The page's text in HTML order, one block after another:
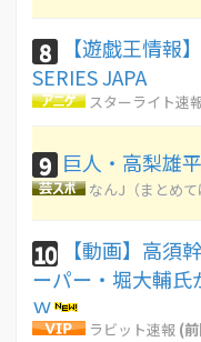
8
【遊戯王情報
SERIES JAPA
スターライト速
9 巨人・高梨雄
なんJ（まとめ
10
【動画】高須
ーパー・堀大輔
ｗ
ラビット速報 (